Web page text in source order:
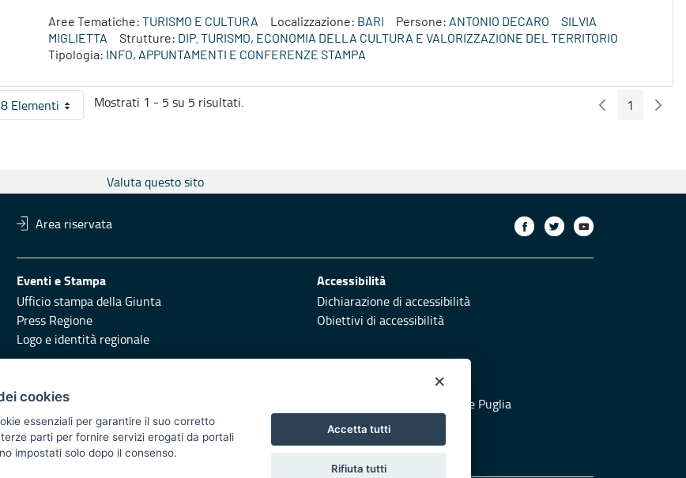
Aree Tematiche: TURISMO E CULTURA Localizzazione: BARI Persone: ANTONIO DECARO
SILVIA
MIGLIETTA
Strutture: DIP. TURISMO, ECONOMIA DELLA CULTURA E VALORIZZAZIONE DEL TERRITORIO
Tipologia:
INFO, APPUNTAMENTI E CONFERENZE STAMPA
8 ElementiPer pagina
Mostrati 1 - 5 su 5 risultati. PaginaPagina
1
Valuta questo sito
Area riservata
Eventi e Stampa
Ufficio stampa della Giunta
Press Regione
Logo e identità regionale
Accessibilità
Dichiarazione di accessibilità
Obiettivi di accessibilità
Responsabili di pubblicazione Vai al sito di Protezione Civile Puglia
- Asse XI
×
cookies
essenziali per garantire il suo corretto
parti per fornire servizi erogati da portali
impostati solo dopo il consenso.
Accetta tutti
Rifiuta tutti